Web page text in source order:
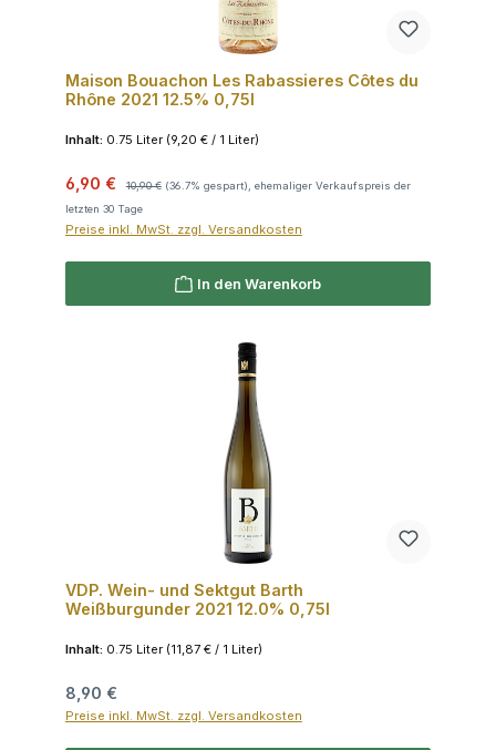
Maison Bouachon Les Rabassieres Côtes du
Rhône 2021 12.5% 0,75l
Inhalt: 0.75 Liter (9,20 € / 1 Liter)
Verkaufspreis:
6,90 € Regulärer Preis:
10,90 € (36.7% gespart), ehemaliger Verkaufspreis der
letzten 30 Tage
Preise inkl. MwSt. zzgl. Versandkosten
In den Warenkorb
VDP. Wein- und Sektgut Barth
Weißburgunder 2021 12.0% 0,75l
Inhalt: 0.75 Liter (11,87 € / 1 Liter)
Regulärer Preis:
8,90 €
Preise inkl. MwSt. zzgl. Versandkosten